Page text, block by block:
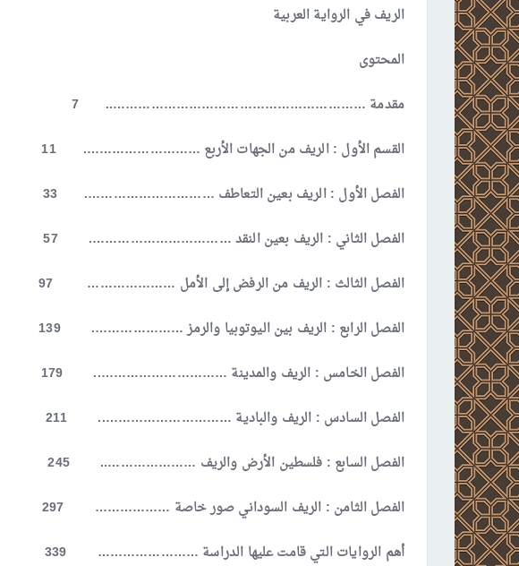
الريففي الرواية العربية
المحتوى
مقدمة …………………………………………………….. 7
القسم الأول : الريف من الجهات الأربع ………………………. 11
الفصل الأول : الريف بعين التعاطف …………………………. 33
الفصل الثاني : الريف بعين النقد ……………………………. 57
الفصل الثالث : الريف من الرفض إلى الأمل ………………… 97
الفصل الرابع : الريف بين اليوتوبيا والرمز …………………. 139
الفصل الخامس : الريف والمدينة ………………………….. 179
الفصل السادس : الريف والبادية ………………………….. 211
الفصل السابع : فلسطين الأرض والريف ………………….. 245
الفصل الثامن : الريف السوداني صور خاصة ……………… 297
أهم الروايات التي قامت عليها الدراسة …………………… 339